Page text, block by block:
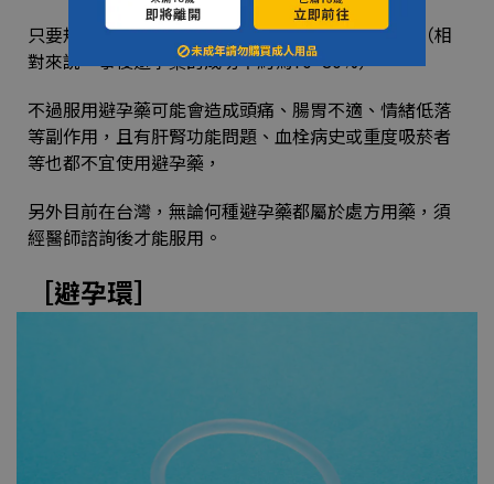
只要規律服用，事前避孕藥的成功率可以達到99%（相
對來說，事後避孕藥的成功率約為70~80%）。
不過服用避孕藥可能會造成頭痛、腸胃不適、情緒低落
等副作用，且有肝腎功能問題、血栓病史或重度吸菸者
等也都不宜使用避孕藥，
另外目前在台灣，無論何種避孕藥都屬於處方用藥，須
經醫師諮詢後才能服用。
［避孕環］